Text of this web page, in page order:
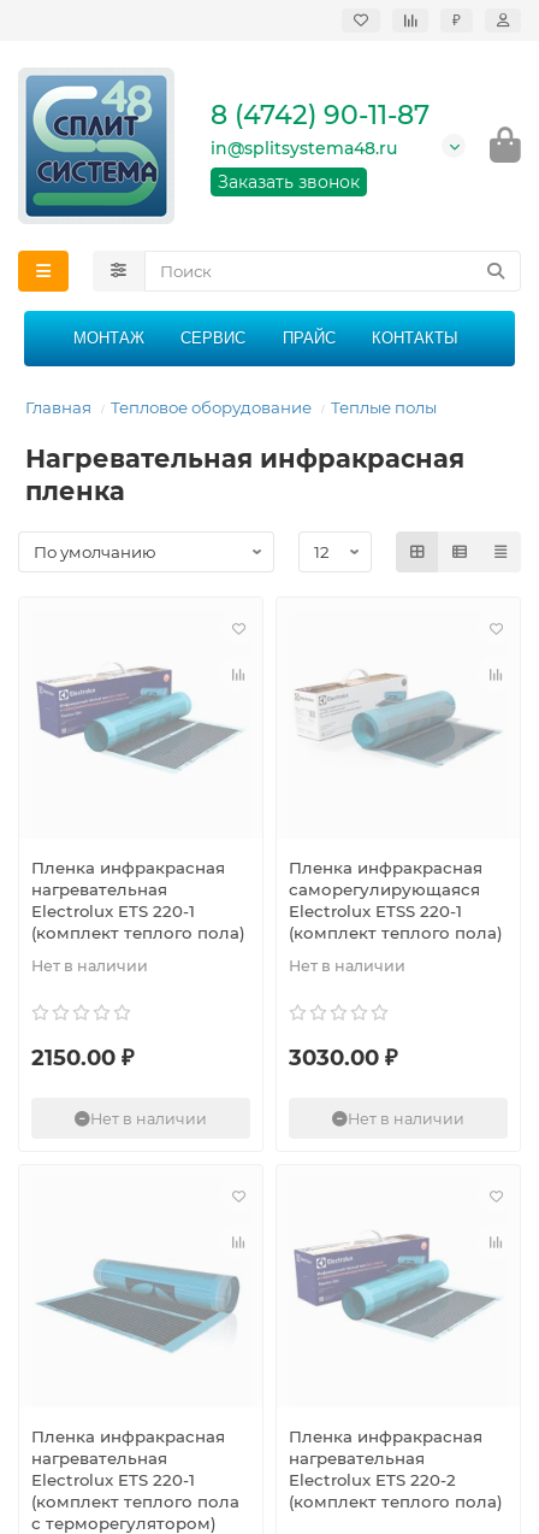
₽
кондиционеров в
области
График работы: 9:00 -
21:00 без перерыва и
8 (4742) 90-11-87
in@splitsystema48.ru
Заказать звонок
МОНТАЖ СЕРВИС ПРАЙС КОНТАКТЫ
Главная Тепловое оборудование Теплые полы
Нагревательная инфракрасная
пленка
Пленка инфракрасная
нагревательная
Electrolux ETS 220-1
(комплект теплого пола)
Нет в наличии
2150.00 ₽
Нет в наличии
Пленка инфракрасная
саморегулирующаяся
Electrolux ETSS 220-1
(комплект теплого пола)
Нет в наличии
3030.00 ₽
Нет в наличии
Пленка инфракрасная
нагревательная
Electrolux ETS 220-1
(комплект теплого пола
с терморегулятором)
Пленка инфракрасная
нагревательная
Electrolux ETS 220-2
(комплект теплого пола)